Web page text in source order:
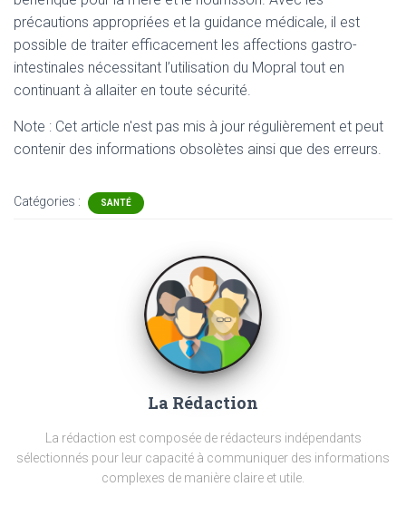
précautions appropriées et la guidance médicale, il est
possible de traiter efficacement les affections gastro-
intestinales nécessitant l’utilisation du Mopral tout en
continuant à allaiter en toute sécurité.
Note : Cet article n'est pas mis à jour régulièrement et peut
contenir des informations obsolètes ainsi que des erreurs.
Catégories : SANTÉ
La Rédaction
La rédaction est composée de rédacteurs indépendants
sélectionnés pour leur capacité à communiquer des informations
complexes de manière claire et utile.